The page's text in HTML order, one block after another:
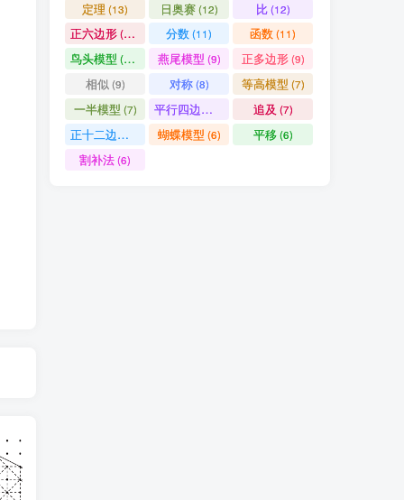
定理 (13) 日奥赛(12) 比(12)
正六边形(11) 分数(11) 函数(11)
鸟头模型 (10) 燕尾模型 (9) 正多边形(9)
相似 (9) 对称(8) 等高模型 (7)
一半模型 (7) 平行四边形 追及 (7)
正十二边形 蝴蝶模型 (6) 平移(6)
割补法(6)